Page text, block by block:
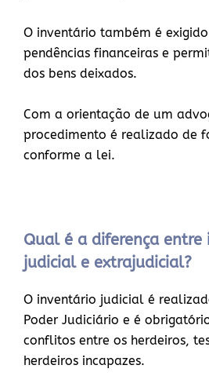
O inventário também é
pendências financeiras e
dos bens deixados.
Com a orientação de um
procedimento é realizado de
conforme a lei.
Qual é a diferença
judicial e extrajudicial?
O inventário judicial é
Poder Judiciário e é
conflitos entre os herdeiros,
herdeiros incapazes.